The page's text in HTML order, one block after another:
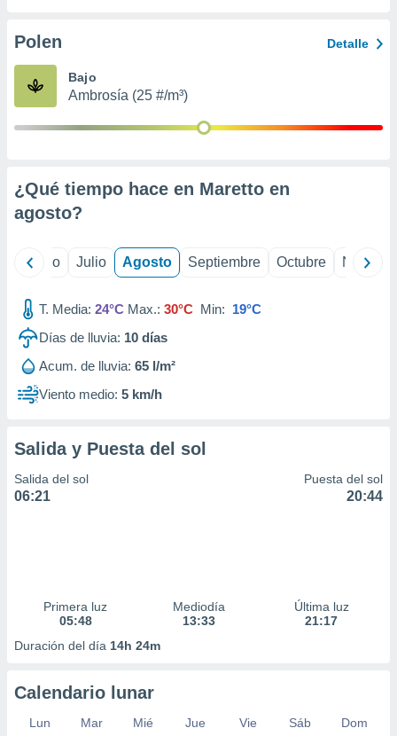
e
mediante
de
1199
Polen Detalle
Bajo
Ambrosía (25 #/m³)
¿Qué tiempo hace en Maretto en
agosto?
Junio Julio Agosto Septiembre Octubre
T. Media: 24°C Max.: 30°C Min: 19°C
Días de lluvia: 10 días
Acum. de lluvia: 65 l/m²
Viento medio: 5 km/h
Salida y Puesta del sol
Salida del sol
06:21
Puesta del sol
20:44
Primera luz
05:48
Mediodía
13:33
Última luz
21:17
Duración del día 14h 24m
Calendario lunar
Lun Mar Mié Jue Vie Sáb
Dom